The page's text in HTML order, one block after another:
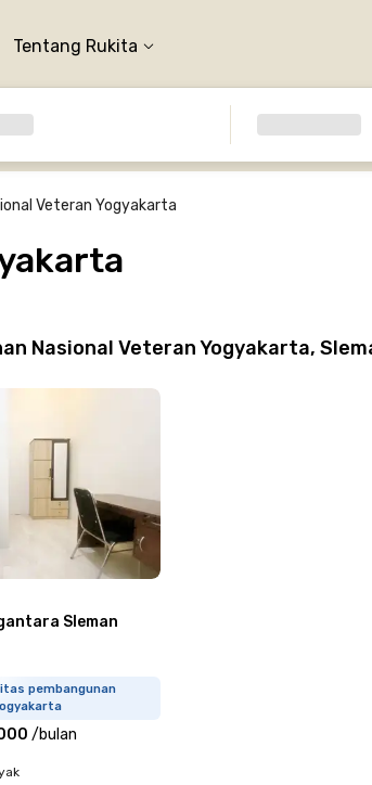
Tentang Rukita
Veteran Yogyakarta
Nasional Veteran Yogyakarta,
Sleman
pembangunan
/bulan